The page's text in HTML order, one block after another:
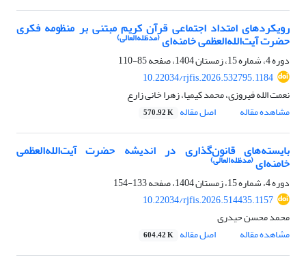
رویکردهای امتداد اجتماعی قرآن کریم مبتنی بر منظومه فکری
حضرت آیت‌الله‌العظمی خامنه‌ای(مدظله‌العالی)
دوره 4، شماره 15، زمستان 1404، صفحه
85-110
10.22034/rjfis.2026.532795.1184
نعمت الله فیروزی، محمد کیمیا، زهرا خانی زارع
مشاهده مقاله
اصل مقاله 570.92 K
بایسته‌های قانون‌گذاری در اندیشه حضرت آیت‌الله‌العظمی
خامنه‌ای(مدظله‌العالی)
دوره 4، شماره 15، زمستان 1404، صفحه
133-154
10.22034/rjfis.2026.514435.1157
محمد محسن حیدری
مشاهده مقاله
اصل مقاله 604.42 K